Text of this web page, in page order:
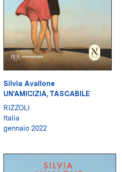
Silvia Avallone
UN'AMICIZIA, TASCABILE
RIZZOLI
Italia
gennaio 2022